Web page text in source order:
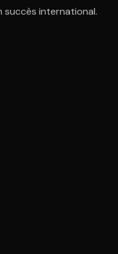
international.